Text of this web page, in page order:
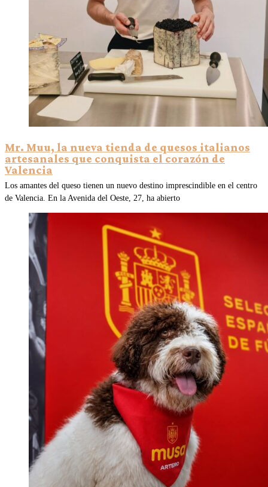
Mr. Muu, la nueva tienda de quesos italianos
artesanales que conquista el corazón de
Valencia
Los amantes del queso tienen un nuevo destino imprescindible en el centro
de Valencia. En la Avenida del Oeste, 27, ha abierto